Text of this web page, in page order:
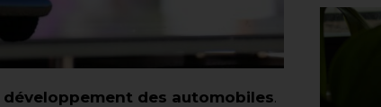
développement des automobiles.